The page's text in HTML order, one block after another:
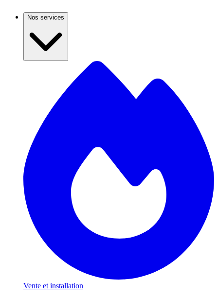
Nos services
Vente et installation